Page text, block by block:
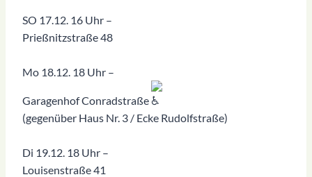
SO 17.12. 16 Uhr –
Prießnitzstraße 48
Mo 18.12. 18 Uhr –
Garagenhof Conradstraße
(gegenüber Haus Nr. 3 / Ecke Rudolfstraße)
Di 19.12. 18 Uhr –
Louisenstraße 41